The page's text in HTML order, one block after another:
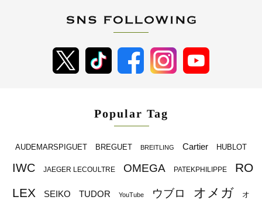
Popular Tag
AUDEMARSPIGUET BREGUET BREITLING Cartier HUBLOT
IWC JAEGER LECOULTRE OMEGA PATEKPHILIPPE
RO
LEX
SEIKO TUDOR YouTube ウブロ オメガ オ